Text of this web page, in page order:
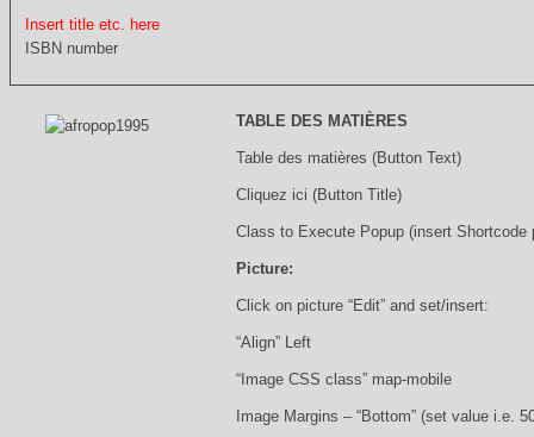
Insert title etc. here
ISBN number
TABLE DES MATIÈRES
Table des matières (Button Text)
Cliquez ici (Button Title)
Class to Execute Popup (insert Shortcode
Picture:
Click on picture “Edit” and set/insert:
“Align” Left
“Image CSS class” map-mobile
Image Margins – “Bottom” (set value i.e.